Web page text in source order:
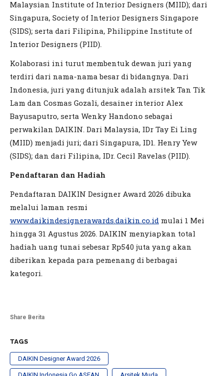
Malaysian Institute of Interior Designers (MIID); dari
Singapura, Society of Interior Designers Singapore
(SIDS); serta dari Filipina, Philippine Institute of
Interior Designers (PIID).
Kolaborasi ini turut membentuk dewan juri yang
terdiri dari nama-nama besar di bidangnya. Dari
Indonesia, juri yang ditunjuk adalah arsitek Tan Tik
Lam dan Cosmas Gozali, desainer interior Alex
Bayusaputro, serta Wenky Handono sebagai
perwakilan DAIKIN. Dari Malaysia, IDr Tay Ei Ling
(MIID) menjadi juri; dari Singapura, ID1. Henry Yew
(SIDS); dan dari Filipina, IDr. Cecil Ravelas (PIID).
Pendaftaran dan Hadiah
Pendaftaran DAIKIN Designer Award 2026 dibuka
melalui laman resmi
www.daikindesignerawards.daikin.co.id mulai 1 Mei
hingga 31 Agustus 2026. DAIKIN menyiapkan total
hadiah uang tunai sebesar Rp540 juta yang akan
diberikan kepada para pemenang di berbagai
kategori.
Share Berita
TAGS
DAIKIN Designer Award 2026